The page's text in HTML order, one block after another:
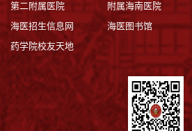
第二附属医院
附属海南医院
海医招生信息网
海医图书馆
药学院校友天地